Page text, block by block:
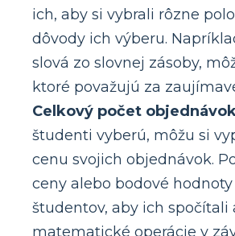
ich, aby si vybrali rôzne
dôvody ich výberu.
slová zo slovnej zásoby,
ktoré považujú za
Celkový počet
študenti vyberú, môžu si
cenu svojich objednávok.
ceny alebo bodové
študentov, aby ich spočítali
matematické operácie v